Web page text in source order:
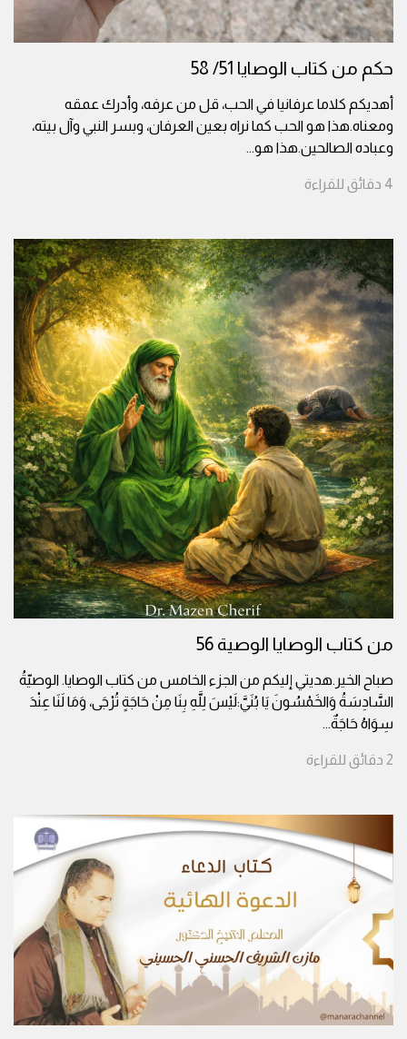
حكم من كتاب الوصايا 51/ 58
أهديكم كلاما عرفانيا في الحب، قل من عرفه، وأدرك عمقه
ومعناه.هذا هو الحب كما نراه بعين العرفان، وبسر النبي وآل بيته،
وعباده الصالحين.هذا هو...
4 دقائق للقراءة
من كتاب الوصايا الوصية 56
صباح الخير.هديتي إليكم من الجزء الخامس من كتاب الوصايا. الوصيّةُ
السَّادِسَةُ وَالخَمْسُونَ يَا بُنَيَّ:لَيْسَ لِلَّهِ بِنَا مِنْ حَاجَةٍ تُرْجَى، وَمَا لَنَا عِنْدَ
سِوَاهُ حَاجَةٌ...
2 دقائق للقراءة